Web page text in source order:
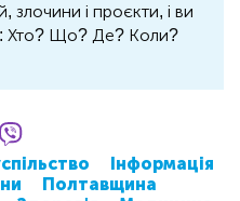
злочини і проєкти, і ви
Хто? Що? Де? Коли?
Інформація
Полтавщина